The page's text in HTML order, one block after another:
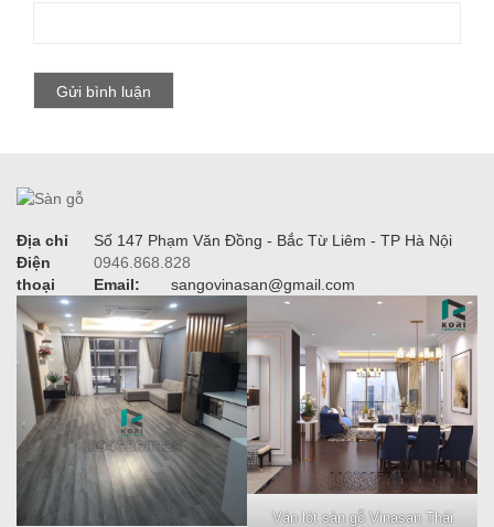
Địa chỉ
Số 147 Phạm Văn Đồng - Bắc Từ Liêm - TP Hà Nội
Điện
thoại
0946.868.828
Email:
sangovinasan@gmail.com
Ván lót sàn gỗ Vinasan Thái